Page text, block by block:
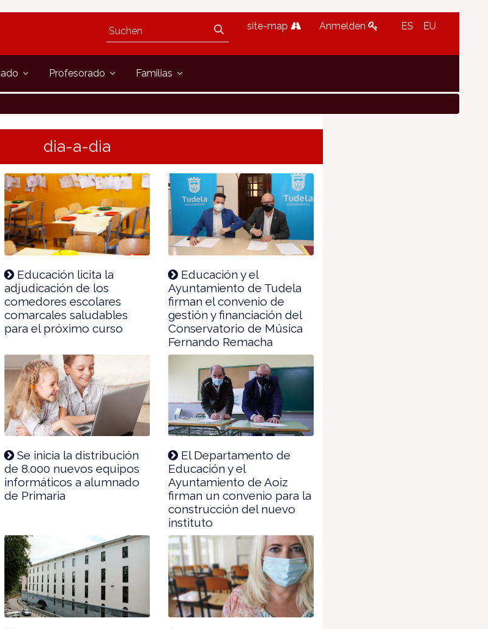
site-map Anmelden ES EU
Profesorado Familias
dia-a-dia
Educación licita la
adjudicación de los
comedores escolares
comarcales saludables
para el próximo curso
Educación y el
Ayuntamiento de Tudela
firman el convenio de
gestión y financiación del
Conservatorio de Música
Fernando Remacha
Se inicia la distribución
de 8.000 nuevos equipos
informáticos a alumnado
de Primaria
El Departamento de
Educación y el
Ayuntamiento de Aoiz
firman un convenio para la
construcción del nuevo
instituto